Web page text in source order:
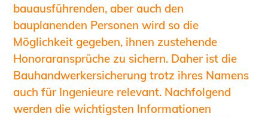
Anträge, Anzeigen, Formulare
Fortbildung/Seminare
Informationen für Ingenieurinnen
und Ingenieure
Recht
Planungswettbewerbe
bauausführenden, aber auch den
bauplanenden Personen wird so die
Möglichkeit gegeben, ihnen zustehende
Honoraransprüche zu sichern. Daher ist die
Bauhandwerkersicherung trotz ihres Namens
auch für Ingenieure relevant. Nachfolgend
werden die wichtigsten Informationen